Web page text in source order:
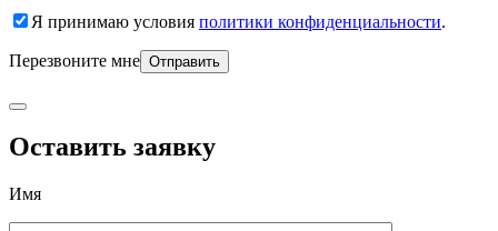
Я принимаю условия политики конфиденциальности.
Перезвоните мне
Оставить заявку
Имя